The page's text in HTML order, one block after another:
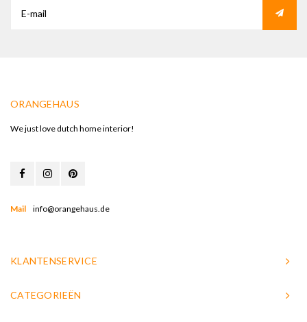
ORANGEHAUS
We just love dutch home interior!
Mail info@orangehaus.de
KLANTENSERVICE
CATEGORIEËN